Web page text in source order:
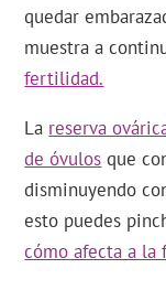
quedar
muestra a
fertilidad.
La reserva
de óvulos que
disminuyendo
esto puedes
cómo afecta a la